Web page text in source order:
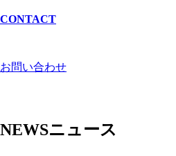
CONTACT
お問い合わせ
NEWSニュース